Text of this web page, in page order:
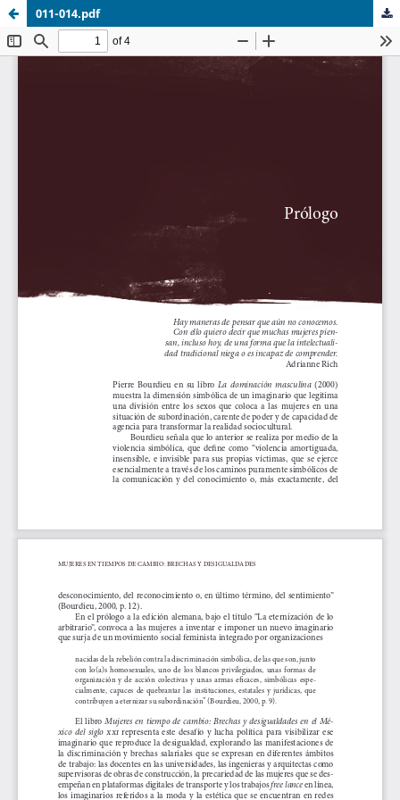
011-014.pdf